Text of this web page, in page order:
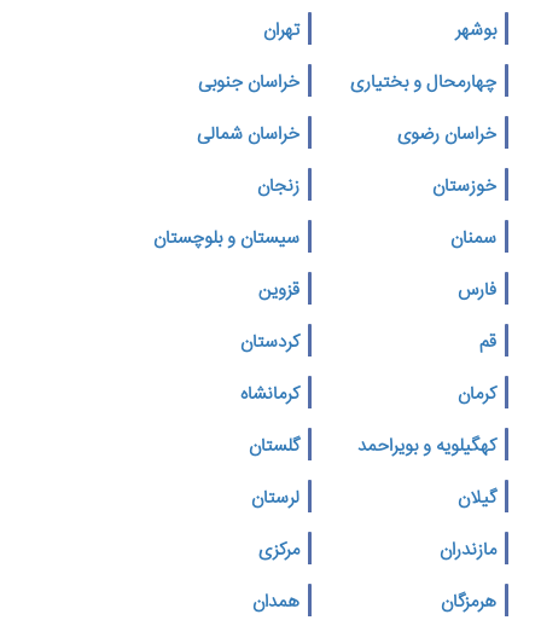
بوشهر
تهران
چهارمحال و بختیاری
خراسان جنوبی
خراسان رضوی
خراسان شمالی
خوزستان
زنجان
سمنان
سیستان و بلوچستان
فارس
قزوین
قم
کردستان
کرمان
کرمانشاه
کهگیلویه و بویراحمد
گلستان
گیلان
لرستان
مازندران
مرکزی
هرمزگان
همدان